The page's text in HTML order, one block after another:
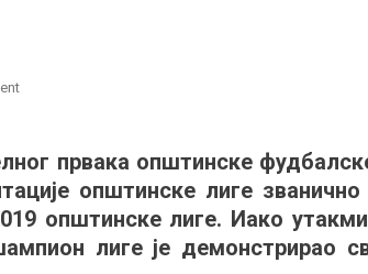
on
и
дипломе
најбољима
првака општинске
општинске лиге
општинске лиге. Иако
лиге је демонстрирао